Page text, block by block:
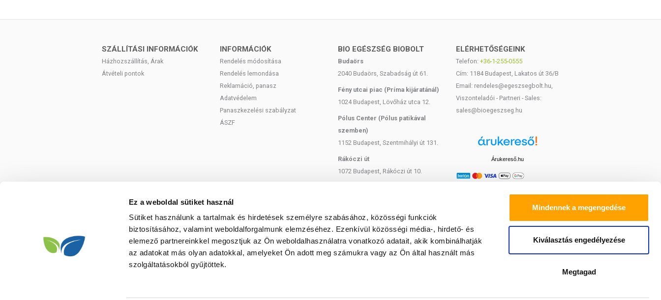
Ez a weboldal sütiket használ
Sütiket használunk a tartalmak és hirdetések személyre szabásához, közösségi funkciók
biztosításához, valamint weboldalforgalmunk elemzéséhez. Ezenkívül közösségi média-, hirdető- és
elemező partnereinkkel megosztjuk az Ön weboldalhasználatra vonatkozó adatait, akik kombinálhatják
az adatokat más olyan adatokkal, amelyeket Ön adott meg számukra vagy az Ön által használt más
szolgáltatásokból gyűjtöttek.
Mindennek a megengedése
Kiválasztás engedélyezése
Megtagad
SZÁLLÍTÁSI INFORMÁCIÓK
Házhozszállítás, Árak
Átvételi pontok
INFORMÁCIÓK
Rendelés módosítása
Rendelés lemondása
Reklamáció, panasz
Adatvédelem
Panaszkezelési szabályzat
ÁSZF
BIO EGÉSZSÉG BIOBOLT
Budaörs
2040 Budaörs, Szabadság út 61.
Fény utcai piac (Príma kijáratánál)
1024 Budapest, Lövőház utca 12.
Pólus Center (Pólus patikával
szemben)
1152 Budapest, Szentmihályi út 131.
Rákóczi út
1072 Budapest, Rákóczi út 10.
Bartók Béla
1114 Budapest, Bartók Béla út 71.
ELÉRHETŐSÉGEINK
Telefon: +36-1-255-0555
Cím: 1184 Budapest, Lakatos út 36/B
Email: rendeles@egeszsegbolt.hu,
Viszonteladói - Partneri - Sales:
sales@bioegeszseg.hu
Árukereső.hu